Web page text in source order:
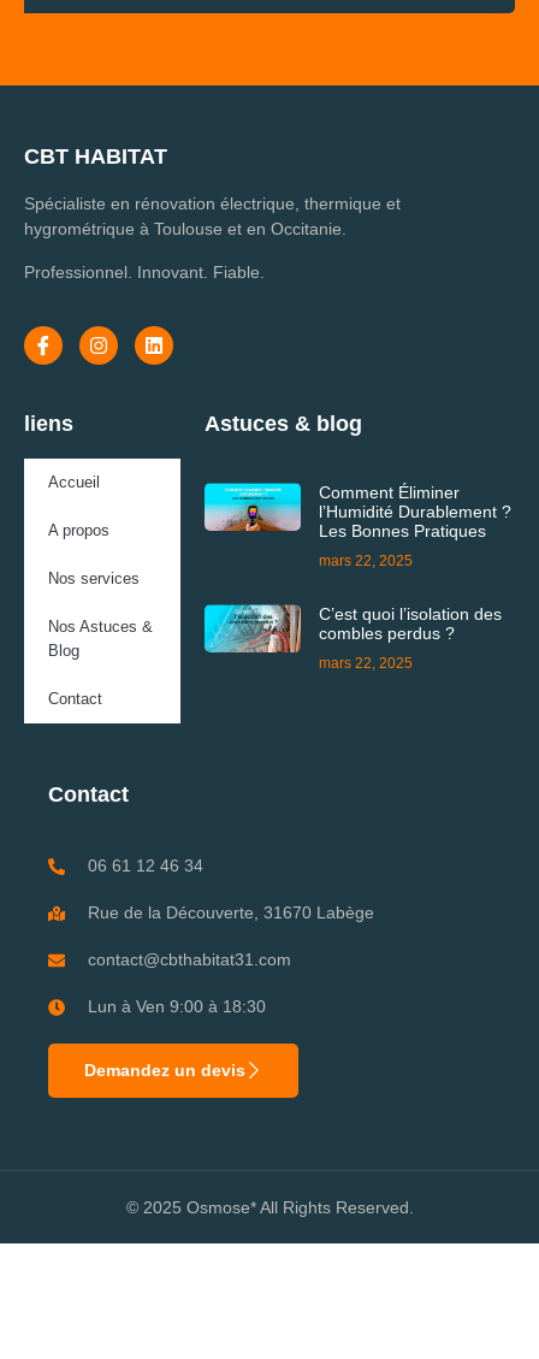
CBT HABITAT
Spécialiste en rénovation électrique, thermique et
hygrométrique à Toulouse et en Occitanie.
Professionnel. Innovant. Fiable.
liens
Accueil
A propos
Nos services
Nos Astuces &
Blog
Contact
Astuces & blog
Comment Éliminer
l’Humidité Durablement ?
Les Bonnes Pratiques
mars 22, 2025
C’est quoi l’isolation des
combles perdus ?
mars 22, 2025
Contact
06 61 12 46 34
Rue de la Découverte, 31670 Labège
contact@cbthabitat31.com
Lun à Ven 9:00 à 18:30
Demandez un devis
© 2025 Osmose* All Rights Reserved.